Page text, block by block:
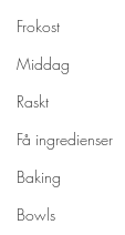
Frokost
Middag
Raskt
Få ingredienser
Baking
Bowls